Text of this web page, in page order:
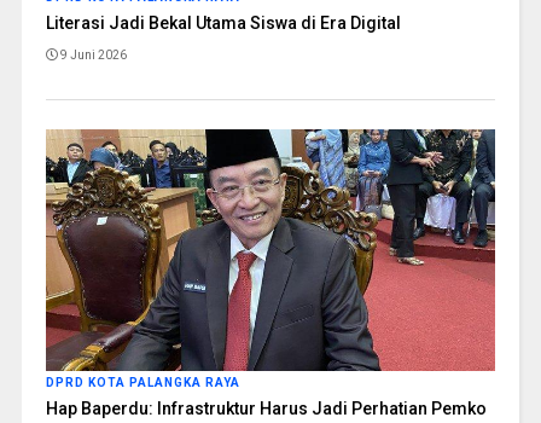
Literasi Jadi Bekal Utama Siswa di Era Digital
9 Juni 2026
DPRD KOTA PALANGKA RAYA
Hap Baperdu: Infrastruktur Harus Jadi Perhatian Pemko